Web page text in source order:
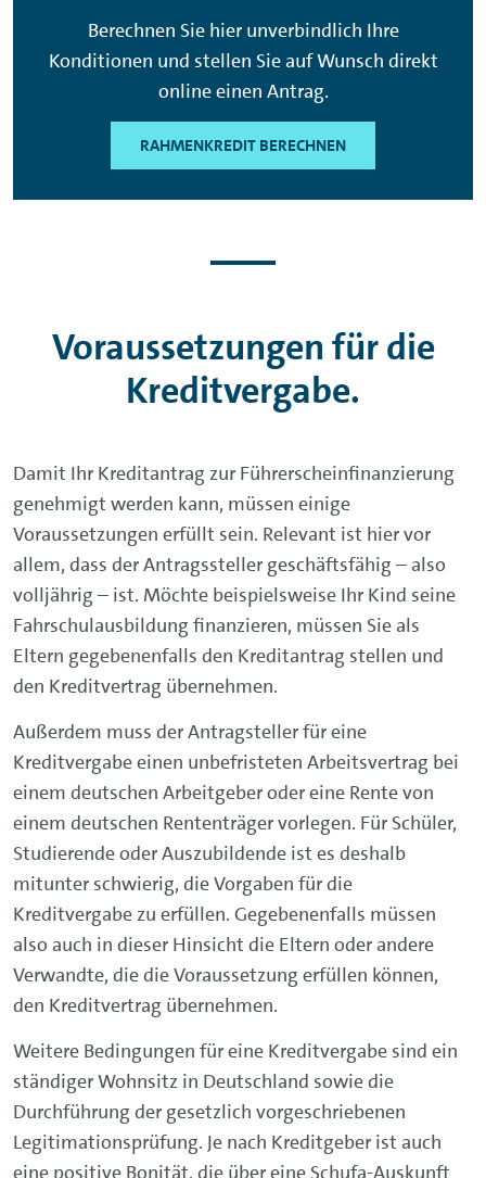
Berechnen Sie hier unverbindlich Ihre
Konditionen und stellen Sie auf Wunsch direkt
online einen Antrag.
RAHMENKREDIT BERECHNEN
Voraussetzungen für die
Kreditvergabe.
Damit Ihr Kreditantrag zur Führerscheinfinanzierung
genehmigt werden kann, müssen einige
Voraussetzungen erfüllt sein. Relevant ist hier vor
allem, dass der Antragssteller geschäftsfähig – also
volljährig – ist. Möchte beispielsweise Ihr Kind seine
Fahrschulausbildung finanzieren, müssen Sie als
Eltern gegebenenfalls den Kreditantrag stellen und
den Kreditvertrag übernehmen.
Außerdem muss der Antragsteller für eine
Kreditvergabe einen unbefristeten Arbeitsvertrag bei
einem deutschen Arbeitgeber oder eine Rente von
einem deutschen Rententräger vorlegen. Für Schüler,
Studierende oder Auszubildende ist es deshalb
mitunter schwierig, die Vorgaben für die
Kreditvergabe zu erfüllen. Gegebenenfalls müssen
also auch in dieser Hinsicht die Eltern oder andere
Verwandte, die die Voraussetzung erfüllen können,
den Kreditvertrag übernehmen.
Weitere Bedingungen für eine Kreditvergabe sind ein
ständiger Wohnsitz in Deutschland sowie die
Durchführung der gesetzlich vorgeschriebenen
Legitimationsprüfung. Je nach Kreditgeber ist auch
eine positive Bonität, die über eine Schufa-Auskunft